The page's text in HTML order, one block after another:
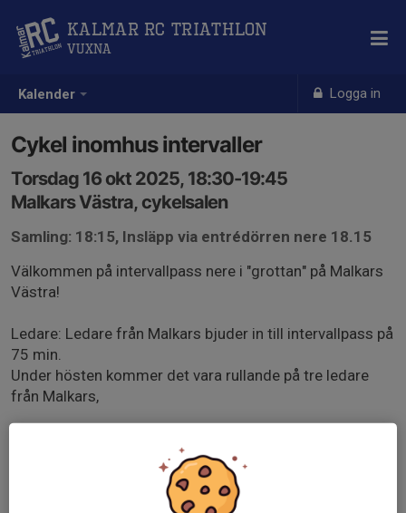
Kalender Logga in
Kalmar RC Triathlon
Vuxna
Cykel inomhus intervaller
Torsdag 16 okt 2025, 18:30-19:45
Malkars Västra, cykelsalen
Samling: 18:15, Insläpp via entrédörren nere 18.15
Välkommen på intervallpass nere i "grottan" på Malkars
Västra!
Ledare: Ledare från Malkars bjuder in till intervallpass på
75 min.
Under hösten kommer det vara rullande på tre ledare
från Malkars,
App: Intelligent cycling (Behövs i egen telefon för att se
Watt/Rpm). Ladda hem inför passet.